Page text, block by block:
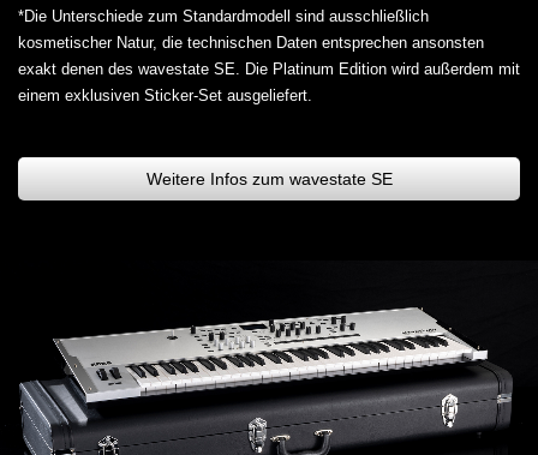
*Die Unterschiede zum Standardmodell sind ausschließlich
kosmetischer Natur, die technischen Daten entsprechen ansonsten
exakt denen des wavestate SE. Die Platinum Edition wird außerdem mit
einem exklusiven Sticker-Set ausgeliefert.
Weitere Infos zum wavestate SE